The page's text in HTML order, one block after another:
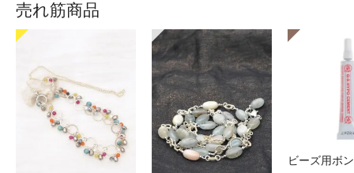
売れ筋商品
ビーズ用ボ